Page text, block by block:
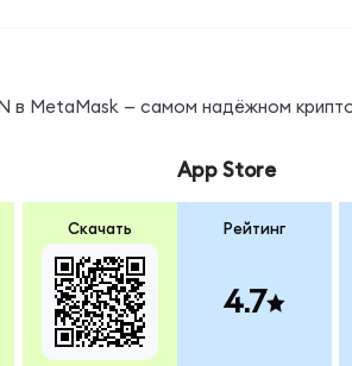
в MetaMask — самом надёжном
Скачать
App Store
Рейтинг
4.7